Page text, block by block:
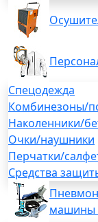
Спецодежда
Комбинезоны/
Наколенники/
Очки/наушники
Перчатки/
Средства
машины